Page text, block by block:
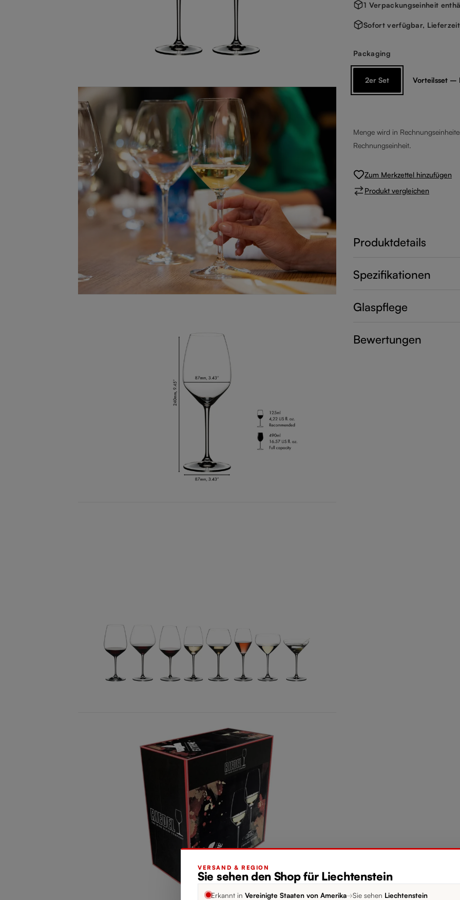
1 Verpackungseinheit
Sofort verfügbar,
Packagingauswählen
2er Set Vorteilsset –
Menge wird in
Rechnungseinheit.
Zum Merkzettel hinzufügen
Produkt vergleichen
Produktdetails
Spezifikationen
Glaspflege
Bewertungen
VERSAND & REGION
Sie sehen den Shop für Liechtenstein
Erkannt in Vereinigte Staaten von Amerika→Sie sehen Liechtenstein